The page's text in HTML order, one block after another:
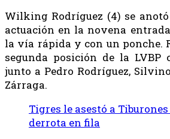
Wilking Rodríguez (4) se
actuación en la novena
la vía rápida y con un ponche.
segunda posición de la LVBP
junto a Pedro Rodríguez,
Zárraga.
Tigres le asestó a
derrota en fila